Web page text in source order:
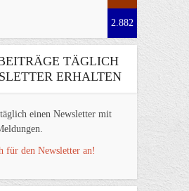
2.882
TÄGLICH
ERHALTEN
einen Newsletter mit
für den Newsletter an!